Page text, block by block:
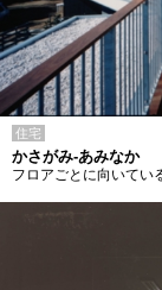
住宅
かさがみ-あみなか
フロアごとに向いてい